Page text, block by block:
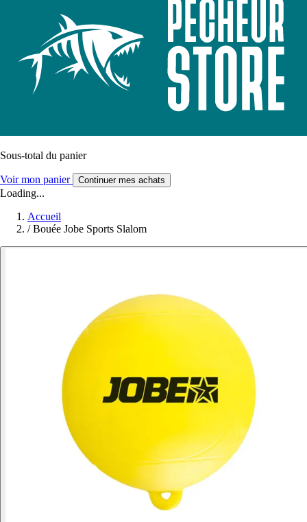
Sous-total du panier
Voir mon panier Continuer mes achats
Loading...
Accueil
/ Bouée Jobe Sports Slalom